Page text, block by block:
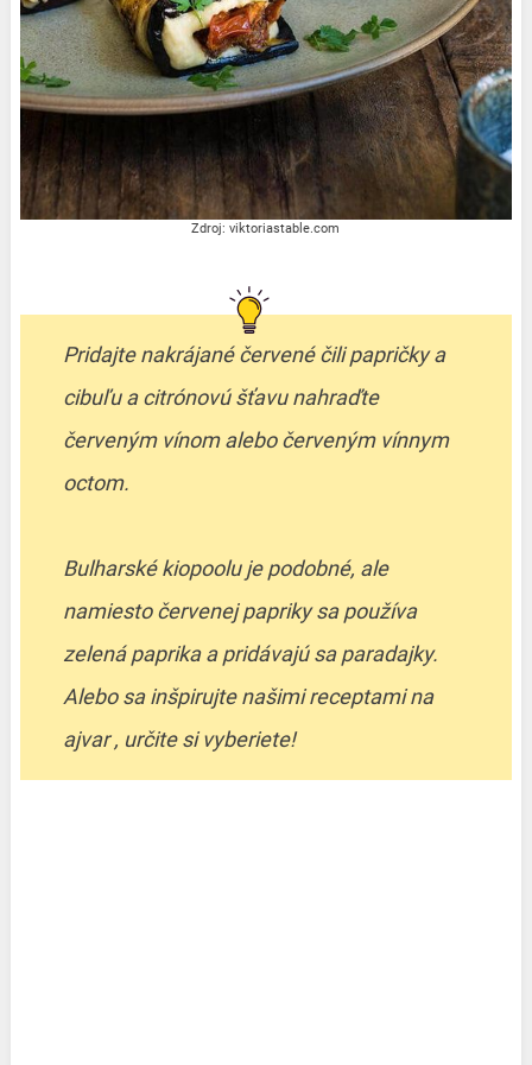
Zdroj: viktoriastable.com
Pridajte nakrájané červené čili papričky a
cibuľu a citrónovú šťavu nahraďte
červeným vínom alebo červeným vínnym
octom.
Bulharské kiopoolu je podobné, ale
namiesto červenej papriky sa používa
zelená paprika a pridávajú sa paradajky.
Alebo sa inšpirujte našimi receptami na
ajvar , určite si vyberiete!